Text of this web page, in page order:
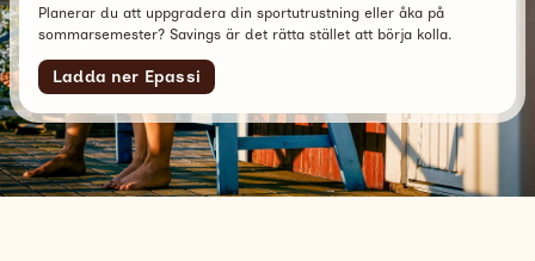
Planerar du att uppgradera din sportutrustning eller åka på
sommarsemester? Savings är det rätta stället att börja kolla.
Ladda ner Epassi